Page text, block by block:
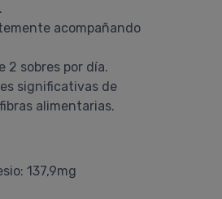
acompañando
2 sobres por día.
significativas de
alimentarias.
137,9mg